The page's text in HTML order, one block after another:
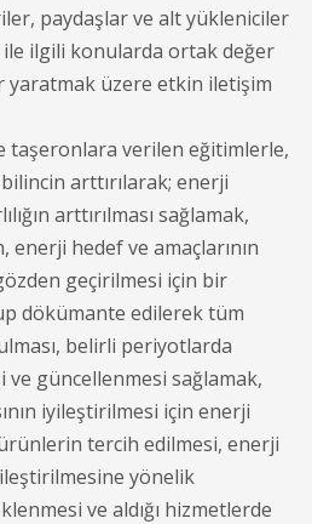
paydaşlar ve alt yükleniciler
ilgili konularda ortak değer
yaratmak üzere etkin iletişim
taşeronlara verilen eğitimlerle,
arttırılarak; enerji
arttırılması sağlamak,
enerji hedef ve amaçlarının
geçirilmesi için bir
dökümante edilerek tüm
belirli periyotlarda
ve güncellenmesi sağlamak,
iyileştirilmesi için enerji
tercih edilmesi, enerji
yönelik
ve aldığı hizmetlerde